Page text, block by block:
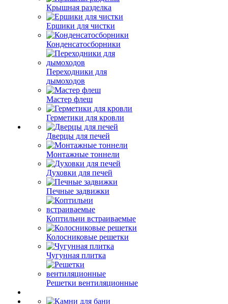
Крышная разделка
Ершики для чистки
Конденсатосборники
Переходники для
дымоходов
Мастер флеш
Герметики для кровли
Дверцы для печей
Монтажные тоннели
Духовки для печей
Печные задвижки
Коптильни встраиваемые
Колосниковые решетки
Чугунная плитка
Решетки вентиляционные